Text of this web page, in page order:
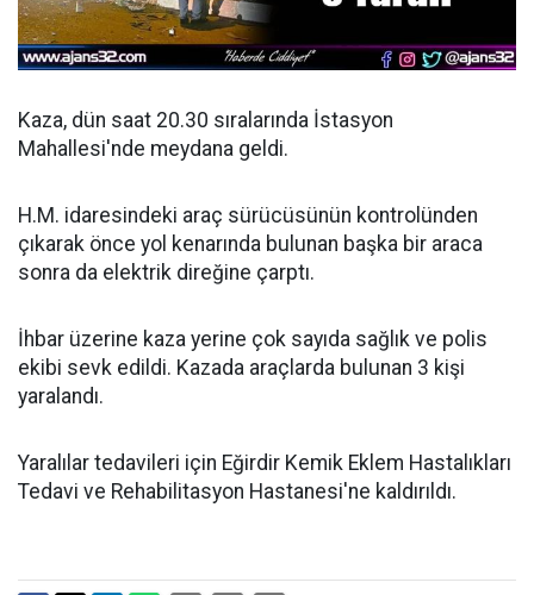
Kaza, dün saat 20.30 sıralarında İstasyon
Mahallesi'nde meydana geldi.
H.M. idaresindeki araç sürücüsünün kontrolünden
çıkarak önce yol kenarında bulunan başka bir araca
sonra da elektrik direğine çarptı.
İhbar üzerine kaza yerine çok sayıda sağlık ve polis
ekibi sevk edildi. Kazada araçlarda bulunan 3 kişi
yaralandı.
Yaralılar tedavileri için Eğirdir Kemik Eklem Hastalıkları
Tedavi ve Rehabilitasyon Hastanesi'ne kaldırıldı.